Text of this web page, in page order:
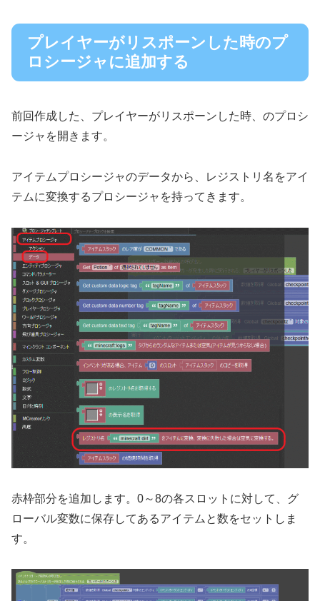
プレイヤーがリスポーンした時のプ
ロシージャに追加する
前回作成した、プレイヤーがリスポーンした時、のプロシ
ージャを開きます。
アイテムプロシージャのデータから、レジストリ名をアイ
テムに変換するプロシージャを持ってきます。
赤枠部分を追加します。0～8の各スロットに対して、グ
ローバル変数に保存してあるアイテムと数をセットしま
す。